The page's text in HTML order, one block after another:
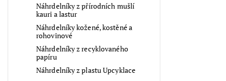
Náhrdelníky z přírodních mušlí
kauri a lastur
Náhrdelníky kožené, kostěné a
rohovinové
Náhrdelníky z recyklovaného
papíru
Náhrdelníky z plastu Upcyklace